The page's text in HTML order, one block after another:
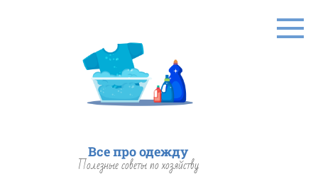
Все про одежду
Полезные советы по хозяйству